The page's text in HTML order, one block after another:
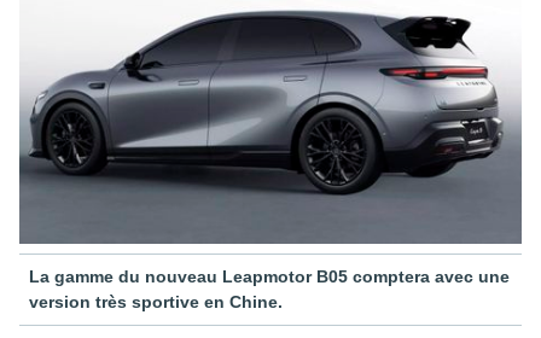
La gamme du nouveau Leapmotor B05 comptera avec une
version très sportive en Chine.